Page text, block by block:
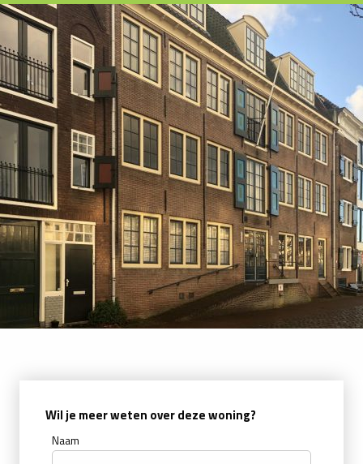
Wil je meer weten over deze woning?
Naam